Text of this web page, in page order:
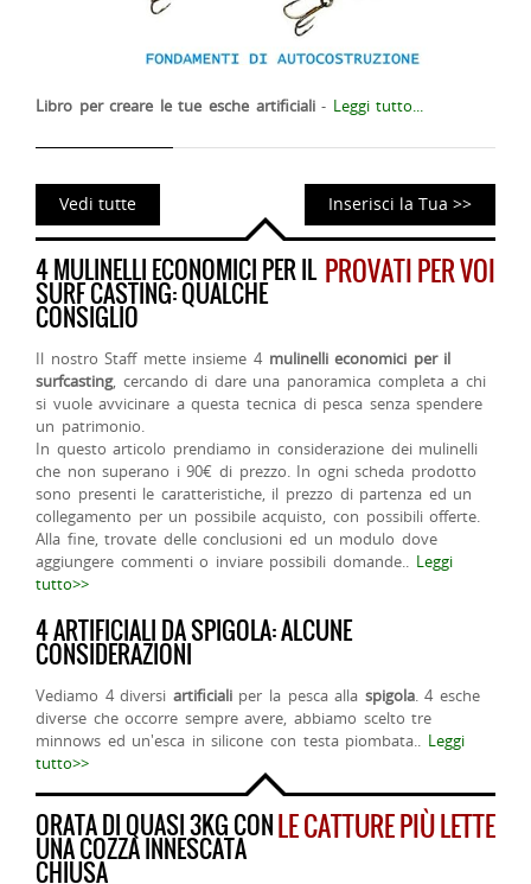
Libro per creare le tue esche artificiali- Leggi tutto...
Vedi tutte Inserisci la Tua >>
PROVATI PER VOI
4 MULINELLI ECONOMICI PER IL
SURF CASTING: QUALCHE
CONSIGLIO
Il nostro Staff mette insieme 4 mulinelli economici per il
surfcasting, cercando di dare una panoramica completa a chi
si vuole avvicinare a questa tecnica di pesca senza spendere
un patrimonio.
In questo articolo prendiamo in considerazione dei mulinelli
che non superano i 90€ di prezzo. In ogni scheda prodotto
sono presenti le caratteristiche, il prezzo di partenza ed un
collegamento per un possibile acquisto, con possibili offerte.
Alla fine, trovate delle conclusioni ed un modulo dove
aggiungere commenti o inviare possibili domande.. Leggi
tutto>>
4 ARTIFICIALI DA SPIGOLA: ALCUNE
CONSIDERAZIONI
Vediamo 4 diversi artificialiper la pesca alla spigola. 4 esche
diverse che occorre sempre avere, abbiamo scelto tre
minnows ed un'esca in silicone con testa piombata.. Leggi
tutto>>
LE CATTURE PIÙ LETTE
ORATA DI QUASI 3KG CON
UNA COZZA INNESCATA
CHIUSA